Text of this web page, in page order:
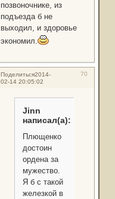
позвоночнике, из
подъезда б не
выходил, и здоровье
экономил.
Поделиться 70
2014-
02-14 20:05:02
Jinn
написал(а):
Плющенко
достоин
ордена за
мужество.
Я б с такой
железкой в